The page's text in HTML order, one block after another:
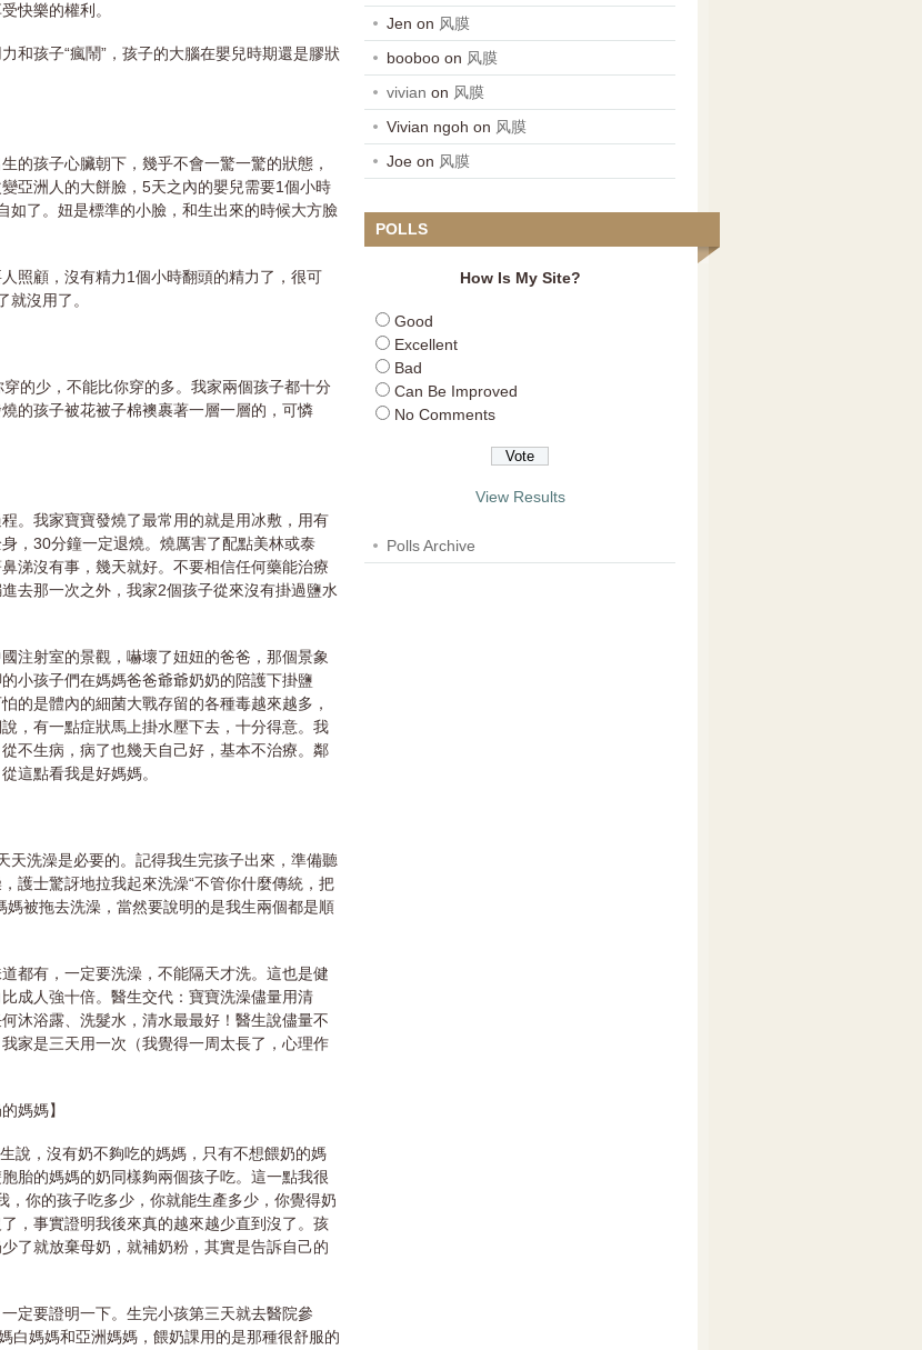
快樂的權利。
和孩子“瘋鬧”，孩子的大腦在嬰兒時期還是膠狀
的孩子心臟朝下，幾乎不會一驚一驚的狀態，
亞洲人的大餅臉，5天之內的嬰兒需要1個小時
如了。妞是標準的小臉，和生出來的時候大方臉
照顧，沒有精力1個小時翻頭的精力了，很可
沒用了。
的少，不能比你穿的多。我家兩個孩子都十分
的孩子被花被子棉襖裹著一層一層的，可憐
。我家寶寶發燒了最常用的就是用冰敷，用有
，30分鐘一定退燒。燒厲害了配點美林或泰
涕沒有事，幾天就好。不要相信任何藥能治療
去那一次之外，我家2個孩子從來沒有掛過鹽水
注射室的景觀，嚇壞了妞妞的爸爸，那個景象
小孩子們在媽媽爸爸爺爺奶奶的陪護下掛鹽
的是體內的細菌大戰存留的各種毒越來越多，
，有一點症狀馬上掛水壓下去，十分得意。我
不生病，病了也幾天自己好，基本不治療。鄰
這點看我是好媽媽。
洗澡是必要的。記得我生完孩子出來，準備聽
護士驚訝地拉我起來洗澡“不管你什麼傳統，把
被拖去洗澡，當然要說明的是我生兩個都是順
都有，一定要洗澡，不能隔天才洗。這也是健
成人強十倍。醫生交代：寶寶洗澡儘量用清
沐浴露、洗髮水，清水最最好！醫生說儘量不
家是三天用一次（我覺得一周太長了，心理作
媽媽】
說，沒有奶不夠吃的媽媽，只有不想餵奶的媽
胎的媽媽的奶同樣夠兩個孩子吃。這一點我很
你的孩子吃多少，你就能生產多少，你覺得奶
，事實證明我後來真的越來越少直到沒了。孩
了就放棄母奶，就補奶粉，其實是告訴自己的
定要證明一下。生完小孩第三天就去醫院參
白媽媽和亞洲媽媽，餵奶課用的是那種很舒服的
Jen on 风膜
booboo on 风膜
vivian on 风膜
Vivian ngoh on 风膜
Joe on 风膜
POLLS
How Is My Site?
Good
Excellent
Bad
Can Be Improved
No Comments
View Results
Polls Archive